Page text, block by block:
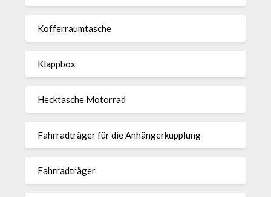
Kof­fer­raum­ta­sche
Klappbox
Heck­ta­sche Motorrad
Fahr­rad­träger für die Anhän­ger­kup­p­lung
Fahr­rad­träger